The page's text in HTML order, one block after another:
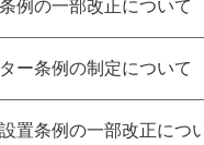
例の一部改正について
ー条例の制定について
置条例の一部改正につ